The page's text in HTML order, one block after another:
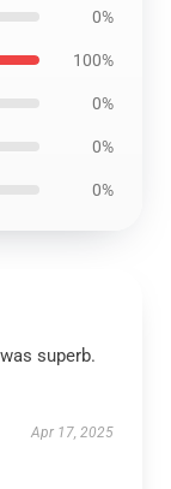
0%
100%
0%
0%
0%
superb.
Apr 17, 2025